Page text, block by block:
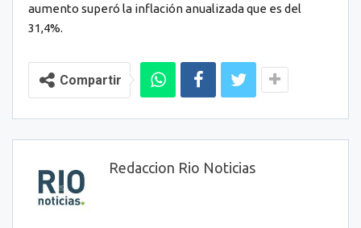
aumento superó la inflación anualizada que es del
31,4%.
Compartir
Redaccion Rio Noticias